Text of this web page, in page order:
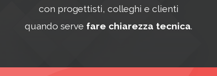
con progettisti, colleghi e clienti
quando serve fare chiarezza tecnica.